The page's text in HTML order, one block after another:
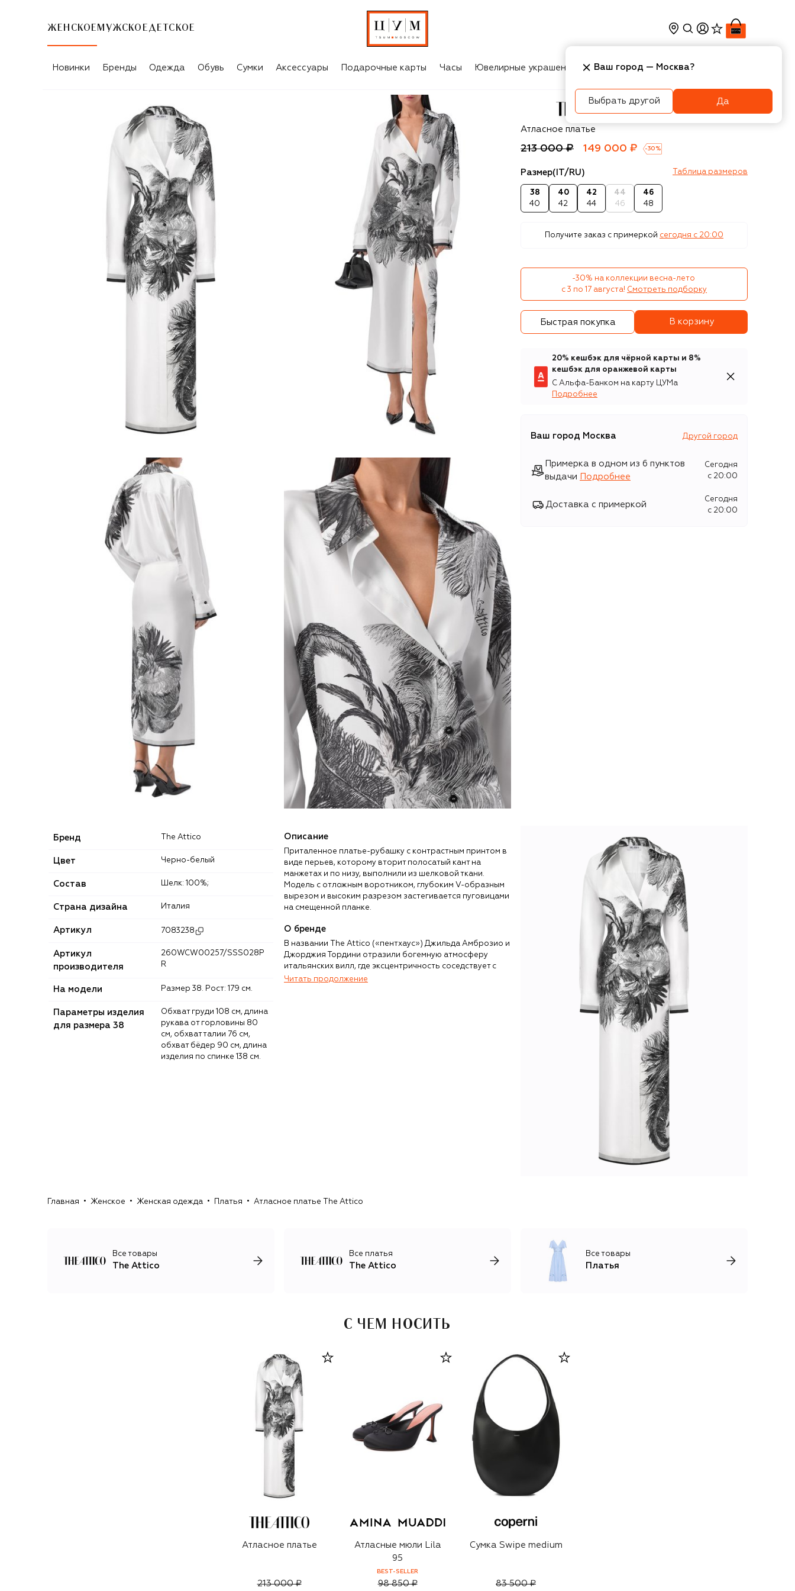
ЖЕНСКОЕ МУЖСКОЕ ДЕТСКОЕ
Новинки Бренды Одежда Обувь Сумки Аксессуары Подарочные карты Часы Ювелирные украшения Косметика Интерьер
The Attico
Атласное платье
213 000 ₽ 149 000 ₽ -30 %
Размер(IT/RU) Таблица размеров
38
40
40
42
42
44
44
46
46
48
Получите заказ с примеркой сегодня c 20:00
-30% на коллекции весна-лето
с 3 по 17 августа! Смотреть подборку
Быстрая покупка В корзину
20% кешбэк для чёрной карты и 8%
кешбэк для оранжевой карты
С Альфа-Банком на карту ЦУМа
Подробнее
Ваш город Москва Другой город
Примерка в одном из 6 пунктов
выдачи
Подробнее
Сегодня
c 20:00
Доставка с примеркой
Сегодня
c 20:00
Бренд The Attico
Цвет Черно-белый
Состав Шелк: 100%;
Страна дизайна Италия
Артикул 7083238
Артикул
производителя
260WCW00257/SSS028P
R
На модели Размер 38. Рост: 179 см.
Параметры изделия
для размера 38
Обхват груди 108 см, длина
рукава от горловины 80
см, обхват талии 76 см,
обхват бёдер 90 см, длина
изделия по спинке 138 см.
Описание
Приталенное платье-рубашку с контрастным принтом в
виде перьев, которому вторит полосатый кант на
манжетах и по низу, выполнили из шелковой ткани.
Модель с отложным воротником, глубоким V-образным
вырезом и высоким разрезом застегивается пуговицами
на смещенной планке.
О бренде
В названии The ​​Attico («пентхаус») Джильда Амброзио и
Джорджия Тордини отразили богемную атмосферу
итальянских вилл, где эксцентричность соседствует с
классической роскошью. Построенная на контрастах
Читать продолжение
Главная Женское Женская одежда Платья Атласное платье The Attico
Все товары
The Attico
Все платья
The Attico
Все товары
Платья
С ЧЕМ НОСИТЬ
Атласное платье
213 000 ₽
Атласные мюли Lila
95
BEST-SELLER
98 850 ₽
Сумка Swipe medium
83 500 ₽
Ваш город — Москва?
Выбрать другой Да